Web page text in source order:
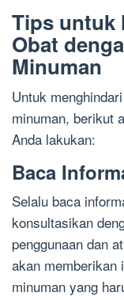
Tips untuk
Obat
Minuman
Untuk
minuman, berikut
Anda lakukan:
Baca
Selalu baca
konsultasikan
penggunaan dan
akan memberikan
minuman yang